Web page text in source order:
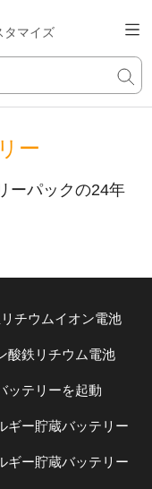
タマイズ
ー
ーパックの24年
チウムイオン電池
酸鉄リチウム電池
ッテリーを起動
ギー貯蔵バッテリー
ギー貯蔵バッテリー